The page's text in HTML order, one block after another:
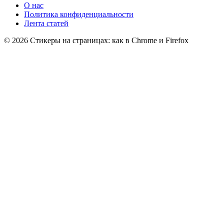
О нас
Политика конфиденциальности
Лента статей
© 2026 Стикеры на страницах: как в Chrome и Firefox